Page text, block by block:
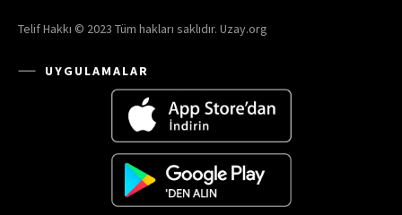
Telif Hakkı © 2023 Tüm hakları saklıdır. Uzay.org
UYGULAMALAR